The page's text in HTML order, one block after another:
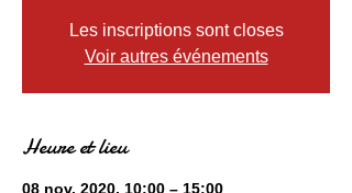
Les inscriptions sont closes
Voir autres événements
Heure et lieu
08 nov. 2020, 10:00 – 15:00